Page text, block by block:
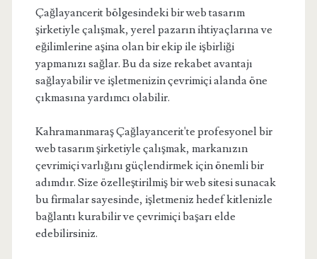
Çağlayancerit bölgesindeki bir web tasarım
şirketiyle çalışmak, yerel pazarın ihtiyaçlarına ve
eğilimlerine aşina olan bir ekip ile işbirliği
yapmanızı sağlar. Bu da size rekabet avantajı
sağlayabilir ve işletmenizin çevrimiçi alanda öne
çıkmasına yardımcı olabilir.
Kahramanmaraş Çağlayancerit'te profesyonel bir
web tasarım şirketiyle çalışmak, markanızın
çevrimiçi varlığını güçlendirmek için önemli bir
adımdır. Size özelleştirilmiş bir web sitesi sunacak
bu firmalar sayesinde, işletmeniz hedef kitlenizle
bağlantı kurabilir ve çevrimiçi başarı elde
edebilirsiniz.